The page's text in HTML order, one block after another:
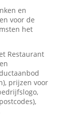
en
voor de
het
Restaurant
prijzen voor